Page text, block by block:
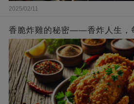
2025/02/11
香脆炸雞的秘密——香炸人生，